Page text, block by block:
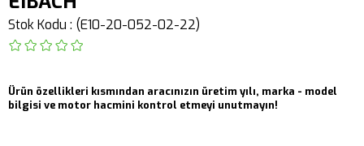
Stok Kodu (E10-20-052-02-22)
Ürün özellikleri kısmından aracınızın üretim yılı, marka - model
bilgisi ve motor hacmini kontrol etmeyi unutmayın!